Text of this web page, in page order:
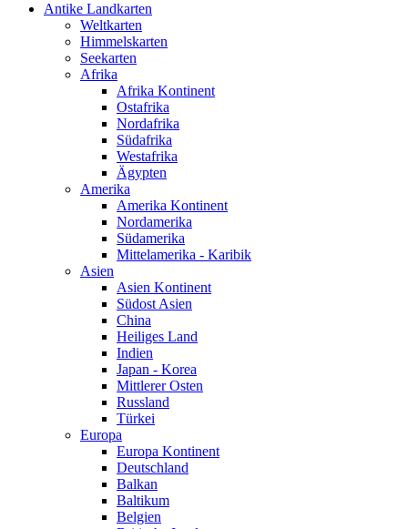
Antike Landkarten
Weltkarten
Himmelskarten
Seekarten
Afrika
Afrika Kontinent
Ostafrika
Nordafrika
Südafrika
Westafrika
Ägypten
Amerika
Amerika Kontinent
Nordamerika
Südamerika
Mittelamerika - Karibik
Asien
Asien Kontinent
Südost Asien
China
Heiliges Land
Indien
Japan - Korea
Mittlerer Osten
Russland
Türkei
Europa
Europa Kontinent
Deutschland
Balkan
Baltikum
Belgien